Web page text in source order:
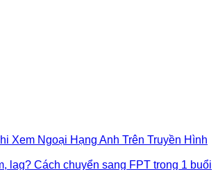
Xem Ngoại Hạng Anh Trên Truyền Hình
lag? Cách chuyển sang FPT trong 1 buổi